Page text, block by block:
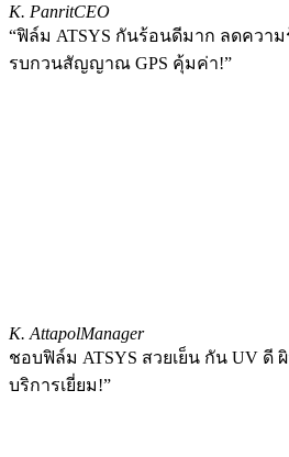
K. PanritCEO
“ฟิล์ม ATSYS กันร้อนดีมาก ลดความ
รบกวนสัญญาณ GPS คุ้มค่า!”
K. AttapolManager
ชอบฟิล์ม ATSYS สวยเย็น กัน UV ดี
บริการเยี่ยม!”